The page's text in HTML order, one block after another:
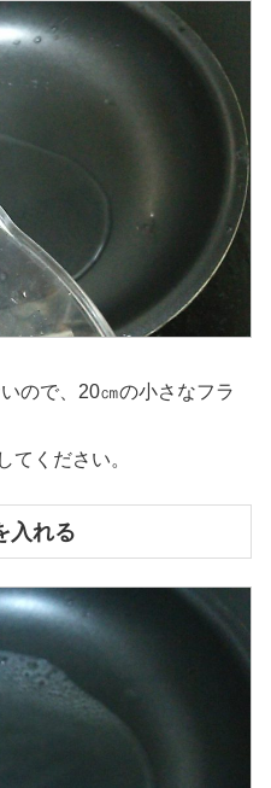
ので、20㎝の小さなフラ
てください。
入れる